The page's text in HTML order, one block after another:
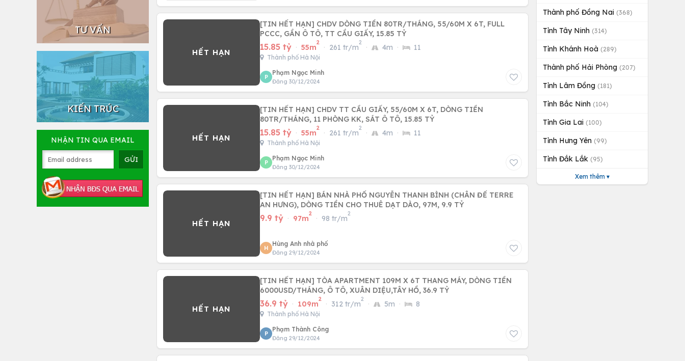
TƯ VẤN
KIẾN TRÚC
NHẬN TIN QUA EMAIL
[TIN HẾT HẠN] CHDV DÒNG TIỀN 80TR/THÁNG, 55/60M X 6T, FULL
PCCC, GẦN Ô TÔ, TT CẦU GIẤY, 15.85 TỶ
15.85 tỷ · 55m
2
· 261 tr/m
2
· 4m · 11
Thành phố Hà Nội
P
Phạm Ngọc Minh
Đăng 30/12/2024
[TIN HẾT HẠN] CHDV TT CẦU GIẤY, 55/60M X 6T, DÒNG TIỀN
80TR/THÁNG, 11 PHÒNG KK, SÁT Ô TÔ, 15.85 TỶ
15.85 tỷ · 55m
2
· 261 tr/m
2
· 4m · 11
Thành phố Hà Nội
P
Phạm Ngọc Minh
Đăng 30/12/2024
[TIN HẾT HẠN] BÁN NHÀ PHỐ NGUYỄN THANH BÌNH (CHÂN ĐẾ TERRE
AN HƯNG), DÒNG TIỀN CHO THUÊ DẠT DÀO, 97M, 9.9 TỶ
9.9 tỷ · 97m
2
· 98 tr/m
2
H
Hùng Anh nhà phố
Đăng 29/12/2024
[TIN HẾT HẠN] TÒA APARTMENT 109M X 6T THANG MÁY, DÒNG TIỀN
6000USD/THÁNG, Ô TÔ, XUÂN DIỆU,TÂY HỒ, 36.9 TỶ
36.9 tỷ · 109m
2
· 312 tr/m
2
· 5m · 8
Thành phố Hà Nội
P
Phạm Thành Công
Đăng 29/12/2024
Thành phố Đồng Nai (368)
Tỉnh Tây Ninh (314)
Tỉnh Khánh Hoà (289)
Thành phố Hải Phòng (207)
Tỉnh Lâm Đồng (181)
Tỉnh Bắc Ninh (104)
Tỉnh Gia Lai (100)
Tỉnh Hưng Yên (99)
Tỉnh Đắk Lắk (95)
Xem thêm ▾